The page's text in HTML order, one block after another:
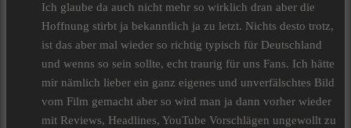
Ich glaube da auch nicht mehr so wirklich dran aber die
Hoffnung stirbt ja bekanntlich ja zu letzt. Nichts desto trotz,
ist das aber mal wieder so richtig typisch für Deutschland
und wenns so sein sollte, echt traurig für uns Fans. Ich hätte
mir nämlich lieber ein ganz eigenes und unverfälschtes Bild
vom Film gemacht aber so wird man ja dann vorher wieder
mit Reviews, Headlines, YouTube Vorschlägen ungewollt zu